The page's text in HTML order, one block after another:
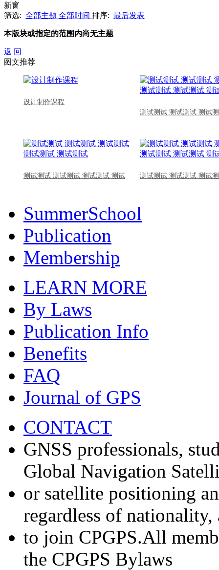
新窗
筛选: 全部主题 全部时间 排序: 最后发表
本版块或指定的范围内尚无主题
返 回
图文推荐
设计制作课程
测试测试 测试测试 测试
测试测试 测试测试 测试测试 测试 测试测试 测试测试 测试
SummerSchool
Publication
Membership
LEARN MORE
By Laws
Publication Info
Benefits
FAQ
Journal of GPS
CONTACT
GNSS professionals,
Global Navigation
or satellite positioning
regardless of nationality,
to join CPGPS.All
the CPGPS Bylaws